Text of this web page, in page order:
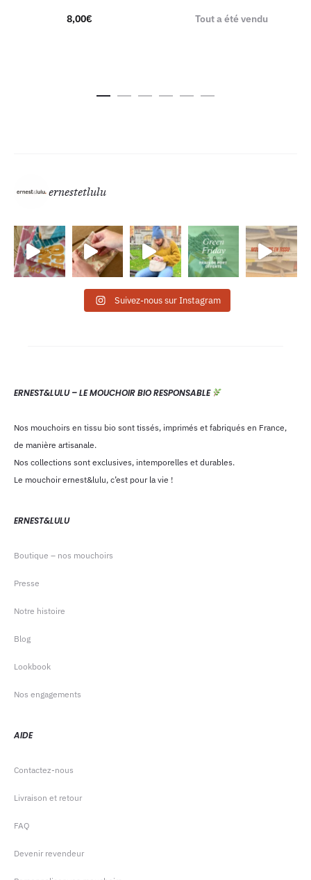
8,00€ Tout a été vendu
ernestetlulu
Suivez-nous sur Instagram
ERNEST&LULU – LE MOUCHOIR BIO RESPONSABLE
Nos mouchoirs en tissu bio sont tissés, imprimés et fabriqués en France,
de manière artisanale.
Nos collections sont exclusives, intemporelles et durables.
Le mouchoir ernest&lulu, c’est pour la vie !
ERNEST&LULU
Boutique – nos mouchoirs
Presse
Notre histoire
Blog
Lookbook
Nos engagements
AIDE
Contactez-nous
Livraison et retour
FAQ
Devenir revendeur